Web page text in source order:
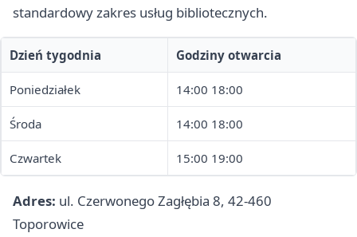
standardowy zakres usług bibliotecznych.
Dzień tygodnia Godziny otwarcia
Poniedziałek 14:00 18:00
Środa 14:00 18:00
Czwartek 15:00 19:00
Adres: ul. Czerwonego Zagłębia 8, 42-460
Toporowice